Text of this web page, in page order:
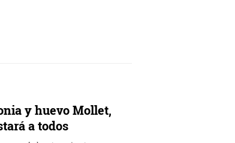
y huevo Mollet,
a todos